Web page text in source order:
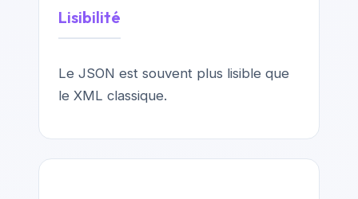
Lisibilité
Le JSON est souvent plus lisible que
le XML classique.